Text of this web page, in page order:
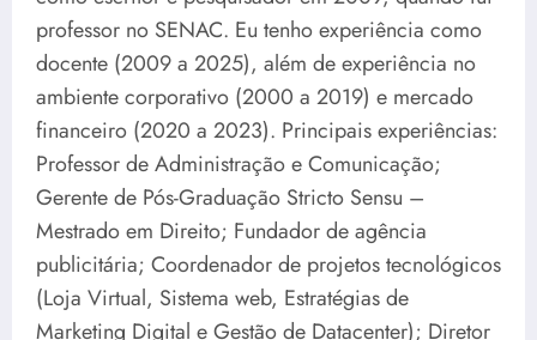
professor no SENAC. Eu tenho experiência como
docente (2009 a 2025), além de experiência no
ambiente corporativo (2000 a 2019) e mercado
financeiro (2020 a 2023). Principais experiências:
Professor de Administração e Comunicação;
Gerente de Pós-Graduação Stricto Sensu –
Mestrado em Direito; Fundador de agência
publicitária; Coordenador de projetos tecnológicos
(Loja Virtual, Sistema web, Estratégias de
Marketing Digital e Gestão de Datacenter); Diretor